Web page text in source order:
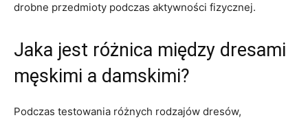
drobne przedmioty podczas aktywności fizycznej.
Jaka ​jest różnica między dresami
męskimi a damskimi?
Podczas testowania różnych rodzajów dresów,